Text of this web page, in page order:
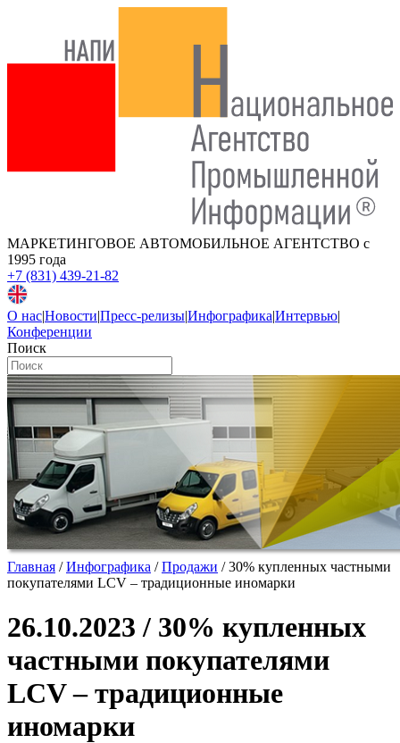
МАРКЕТИНГОВОЕ АВТОМОБИЛЬНОЕ АГЕНТСТВО с
1995 года
+7 (831) 439-21-82
О нас|Новости|Пресс-релизы|Инфографика|Интервью|
Конференции
Поиск
Главная /Инфографика /Продажи /30% купленных частными
покупателями LCV – традиционные иномарки
26.10.2023 / 30% купленных
частными покупателями
LCV – традиционные
иномарки